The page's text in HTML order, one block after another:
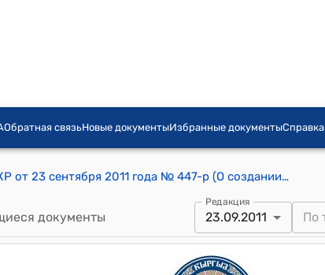
Обратная связьНовые документыИзбранные документыСправка
Распоряжение Правительства КР от 23 сентября 2011 года № 447-р (О создании организационного комитета по подготовке и проведению международного «круглого стола»)
документы
Редакция
23.09.2011